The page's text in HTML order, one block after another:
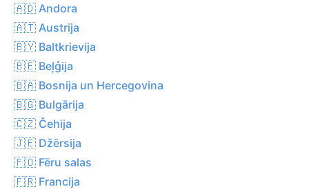
🇦🇩 Andora
🇦🇹 Austrija
🇧🇾 Baltkrievija
🇧🇪 Beļģija
🇧🇦 Bosnija un Hercegovina
🇧🇬 Bulgārija
🇨🇿 Čehija
🇯🇪 Džērsija
🇫🇴 Fēru salas
🇫🇷 Francija